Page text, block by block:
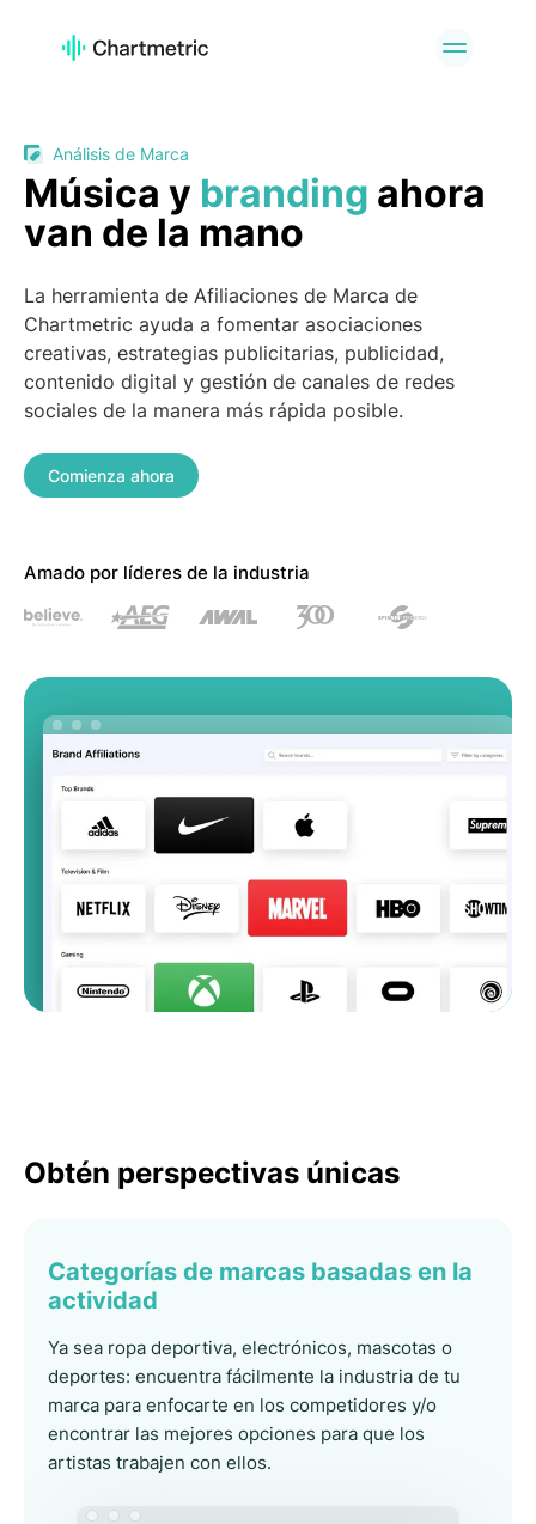
PRODUCTO
Analíticas de Curadores Gráficos
Herramientas de A&R
Servicios
personalizados
API Offering
PLATAFORMAS
Spotify Apple Music
TikTok
Equipos de A&R
Informes de la industria
Centro de ayuda
Videos de
entrenamiento
Centro de Aprendizaje Make Music Equal
Onesheet
Análisis de Marca
Música y branding ahora
van de la mano
La herramienta de Afiliaciones de Marca de
Chartmetric ayuda a fomentar asociaciones
creativas, estrategias publicitarias, publicidad,
contenido digital y gestión de canales de redes
sociales de la manera más rápida posible.
Comienza ahora
Amado por líderes de la industria
Obtén perspectivas únicas
Categorías de marcas basadas en la
actividad
Ya sea ropa deportiva, electrónicos, mascotas o
deportes: encuentra fácilmente la industria de tu
marca para enfocarte en los competidores y/o
encontrar las mejores opciones para que los
artistas trabajen con ellos.